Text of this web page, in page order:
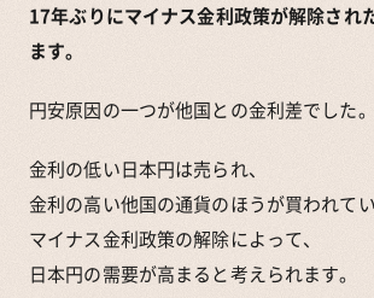
17年ぶりにマイナス金利政策が解除され
ます。
円安原因の一つが他国との金利差でした。
金利の低い日本円は売られ、
金利の高い他国の通貨のほうが買われてい
マイナス金利政策の解除によって、
日本円の需要が高まると考えられます。